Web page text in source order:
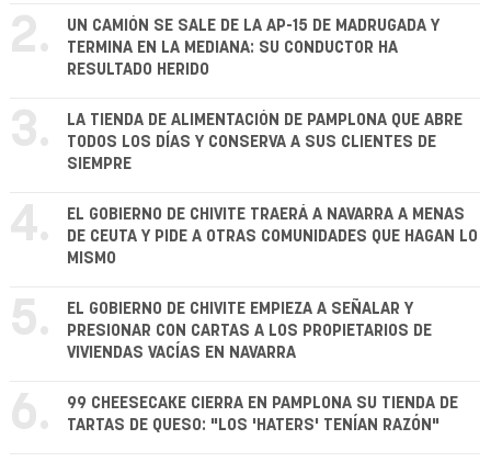
2.
UN CAMIÓN SE SALE DE LA AP-15 DE MADRUGADA Y
TERMINA EN LA MEDIANA: SU CONDUCTOR HA
RESULTADO HERIDO
3.
LA TIENDA DE ALIMENTACIÓN DE PAMPLONA QUE ABRE
TODOS LOS DÍAS Y CONSERVA A SUS CLIENTES DE
SIEMPRE
4.
EL GOBIERNO DE CHIVITE TRAERÁ A NAVARRA A MENAS
DE CEUTA Y PIDE A OTRAS COMUNIDADES QUE HAGAN LO
MISMO
5.
EL GOBIERNO DE CHIVITE EMPIEZA A SEÑALAR Y
PRESIONAR CON CARTAS A LOS PROPIETARIOS DE
VIVIENDAS VACÍAS EN NAVARRA
6.
99 CHEESECAKE CIERRA EN PAMPLONA SU TIENDA DE
TARTAS DE QUESO: "LOS 'HATERS' TENÍAN RAZÓN"